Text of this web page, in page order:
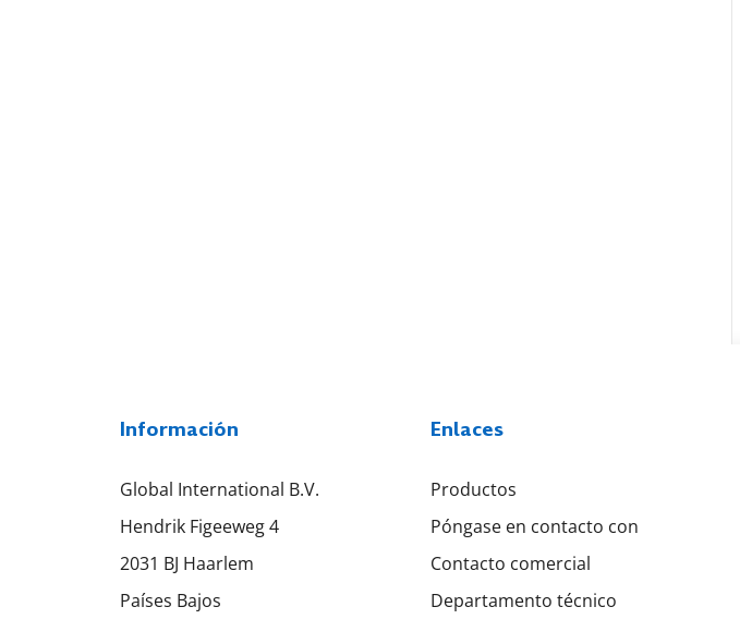
Información
Global International B.V.
Hendrik Figeeweg 4
2031 BJ Haarlem
Países Bajos
Enlaces
Productos
Póngase en contacto con
Contacto comercial
Departamento técnico